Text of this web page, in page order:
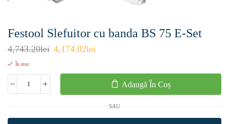
Festool Slefuitor cu banda BS 75 E-Set
4,743.20lei 4,174.02lei
În stoc
Adaugă În Coș
SAU